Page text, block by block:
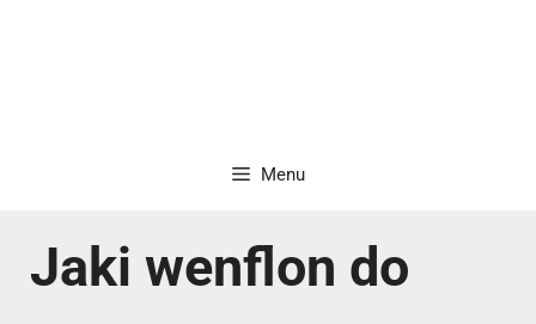
Menu
Jaki wenflon do